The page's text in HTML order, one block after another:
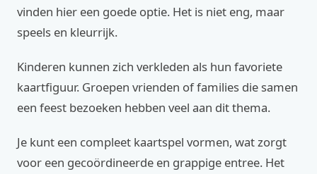
vinden hier een goede optie. Het is niet eng, maar
speels en kleurrijk.
Kinderen kunnen zich verkleden als hun favoriete
kaartfiguur. Groepen vrienden of families die samen
een feest bezoeken hebben veel aan dit thema.
Je kunt een compleet kaartspel vormen, wat zorgt
voor een gecoördineerde en grappige entree. Het